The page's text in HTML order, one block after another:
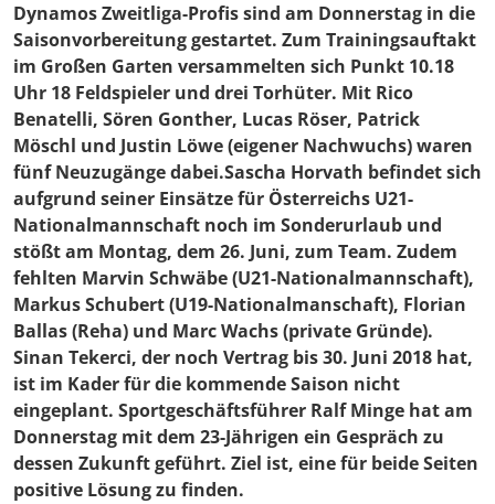
Dynamos Zweitliga-Profis sind am Donnerstag in die
Saisonvorbereitung gestartet. Zum Trainingsauftakt
im Großen Garten versammelten sich Punkt 10.18
Uhr 18 Feldspieler und drei Torhüter. Mit Rico
Benatelli, Sören Gonther, Lucas Röser, Patrick
Möschl und Justin Löwe (eigener Nachwuchs) waren
fünf Neuzugänge dabei.Sascha Horvath befindet sich
aufgrund seiner Einsätze für Österreichs U21-
Nationalmannschaft noch im Sonderurlaub und
stößt am Montag, dem 26. Juni, zum Team. Zudem
fehlten Marvin Schwäbe (U21-Nationalmannschaft),
Markus Schubert (U19-Nationalmanschaft), Florian
Ballas (Reha) und Marc Wachs (private Gründe).
Sinan Tekerci, der noch Vertrag bis 30. Juni 2018 hat,
ist im Kader für die kommende Saison nicht
eingeplant. Sportgeschäftsführer Ralf Minge hat am
Donnerstag mit dem 23-Jährigen ein Gespräch zu
dessen Zukunft geführt. Ziel ist, eine für beide Seiten
positive Lösung zu finden.